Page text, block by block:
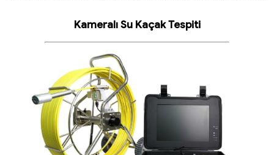
Kameralı Su Kaçak Tespiti